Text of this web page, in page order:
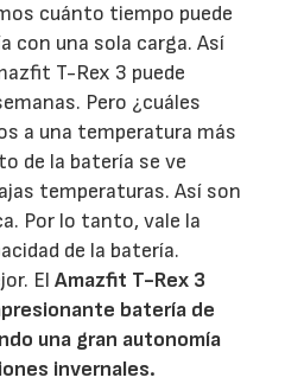
cuánto tiempo puede
con una sola carga. Así
T-Rex 3 puede
Pero ¿cuáles
a una temperatura más
de la batería se ve
temperaturas. Así son
Por lo tanto, vale la
de la batería.
ElAmazfit T-Rex 3
batería de
una gran autonomía
invernales.